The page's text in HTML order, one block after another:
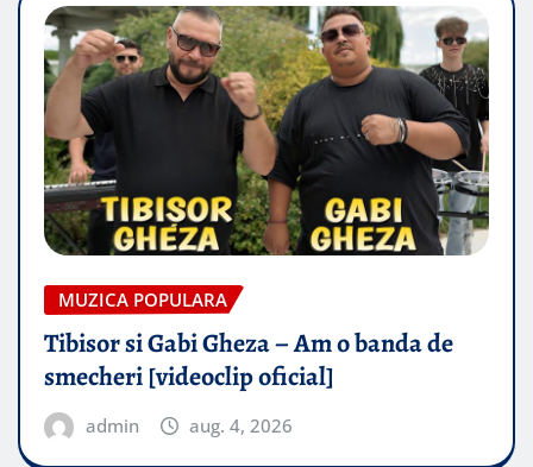
MUZICA POPULARA
Tibisor si Gabi Gheza – Am o banda de
smecheri [videoclip oficial]
admin aug. 4, 2026